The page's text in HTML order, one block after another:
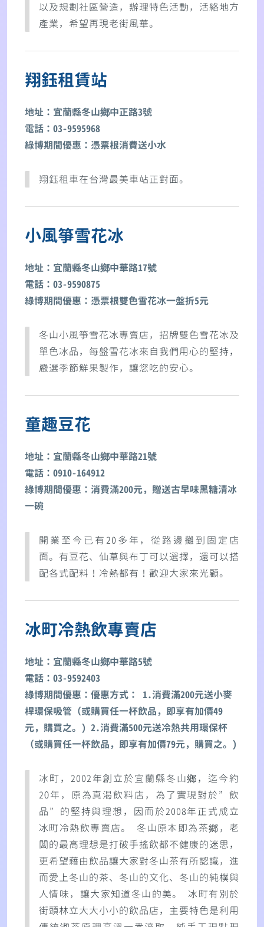
以及規劃社區營造，辦理特色活動，活絡地方
產業，希望再現老街風華。
翔鈺租賃站
地址：宜蘭縣冬山鄉中正路3號
電話：03-9595968
綠博期間優惠：憑票根消費送小水
翔鈺租車在台灣最美車站正對面。
小風箏雪花冰
地址：宜蘭縣冬山鄉中華路17號
電話：03-9590875
綠博期間優惠：憑票根雙色雪花冰一盤折5元
冬山小風箏雪花冰專賣店，招牌雙色雪花冰及
單色冰品，每盤雪花冰來自我們用心的堅持，
嚴選季節鮮果製作，讓您吃的安心。
童趣豆花
地址：宜蘭縣冬山鄉中華路21號
電話：0910-164912
綠博期間優惠：消費滿200元，贈送古早味黑糖清冰
一碗
開業至今已有20多年，從路邊攤到固定店
面。有豆花、仙草與布丁可以選擇，還可以搭
配各式配料！冷熱都有！歡迎大家來光顧。
冰町冷熱飲專賣店
地址：宜蘭縣冬山鄉中華路5號
電話：03-9592403
綠博期間優惠：優惠方式： 1.消費滿200元送小麥
桿環保吸管（或購買任一杯飲品，即享有加價49
元，購買之。) 2.消費滿500元送冷熱共用環保杯
（或購買任一杯飲品，即享有加價79元，購買之。)
冰町，2002年創立於宜蘭縣冬山鄉，迄今約
2O年，原為真渴飲料店，為了實現對於”飲
品”的堅持與理想，因而於2008年正式成立
冰町冷熱飲專賣店。 冬山原本即為茶鄉，老
闆的最高理想是打破手搖飲都不健康的迷思，
更希望藉由飲品讓大家對冬山茶有所認識，進
而愛上冬山的茶、冬山的文化、冬山的純樸與
人情味，讓大家知道冬山的美。 冰町有別於
街頭林立大大小小的飲品店，主要特色是利用